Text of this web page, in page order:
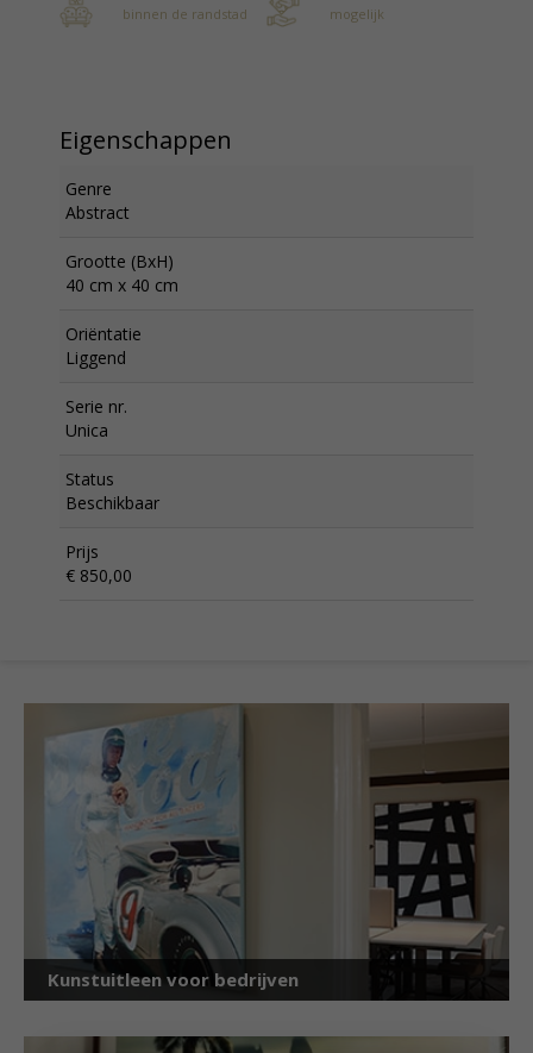
binnen de randstad
mogelijk
Eigenschappen
Genre
Abstract
Grootte (BxH)
40 cm x 40 cm
Oriëntatie
Liggend
Serie nr.
Unica
Status
Beschikbaar
Prijs
€ 850,00
Kunstuitleen voor bedrijven